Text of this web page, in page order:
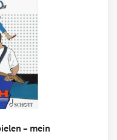
– mein